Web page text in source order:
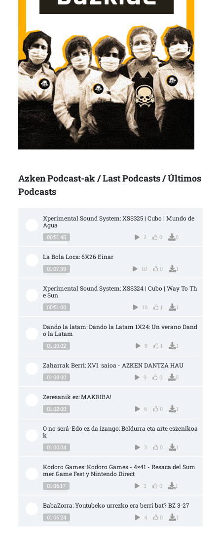
Azken Podcast-ak / Last Podcasts / Últimos
Podcasts
Xperimental Sound System: XSS325 | Cubo | Mundo de
Agua
00:51:45 3 0 0
La Bola Loca: 6X26 Einar
01:07:39 10 0 1
Xperimental Sound System: XSS324 | Cubo | Way To Th
e Sun
00:51:00 10 1 1
Dando la latam: Dando la Latam 1X24: Un verano Dand
o la Latam
01:00:02 8 1 1
Zaharrak Berri: XVI. saioa - AZKEN DANTZA HAU
01:08:00 9 0 0
Zeresanik ez: MAKRIBA!
01:02:00 6 0 1
O no será-Edo ez da izango: Beldurra eta arte eszenikoa
k
01:00:04 3 0 1
Kodoro Games: Kodoro Games - 4×41 - Resaca del Sum
mer Game Fest y Nintendo Direct
01:06:17 3 0 1
BabaZorra: Youtubeko urrezko era berri bat? BZ 3-27
01:06:24 4 0 1